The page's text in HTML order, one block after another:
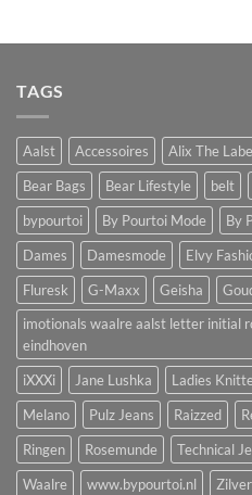
TAGS
Aalst Accessoires Alix The
Bear Bags
Bear Lifestyle belt
bypourtoi
By Pourtoi Mode By
Dames
Damesmode Elvy
Fluresk
G-Maxx Geisha
imotionals waalre aalst letter initial
eindhoven
iXXXi
Jane Lushka Ladies
Melano
Pulz Jeans Raizzed
Ringen
Rosemunde Technical
Waalre
www.bypourtoi.nl Zilver